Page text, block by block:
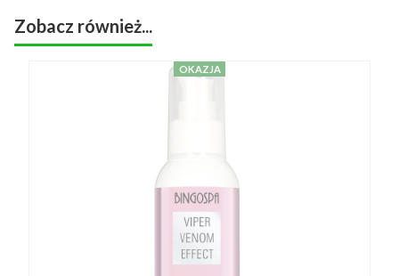
Zobacz również...
OKAZJA